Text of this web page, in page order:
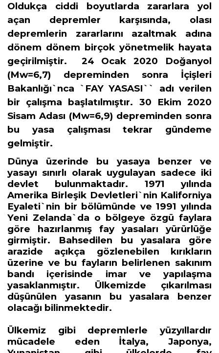
Oldukça ciddi boyutlarda zararlara yol
açan depremler karşısında, olası
depremlerin zararlarını azaltmak adına
dönem dönem birçok yönetmelik hayata
geçirilmiştir.
24 Ocak 2020 Doğanyol
(Mw=6,7) depreminden sonra İçişleri
Bakanlığı`nca `FAY YASASI`` adı verilen
bir çalışma başlatılmıştır. 30 Ekim 2020
Sisam Adası (Mw=6,9) depreminden sonra
bu yasa çalışması tekrar gündeme
gelmiştir.
Dünya üzerinde bu yasaya benzer ve
yasayı sınırlı olarak uygulayan sadece iki
devlet bulunmaktadır. 1971 yılında
Amerika Birleşik Devletleri`nin Kaliforniya
Eyaleti`nin bir bölümünde ve 1991 yılında
Yeni Zelanda`da o bölgeye özgü faylara
göre hazırlanmış fay yasaları yürürlüğe
girmiştir. Bahsedilen bu yasalara göre
arazide açıkça gözlenebilen kırıkların
üzerine ve bu fayların belirlenen sakınım
bandı içerisinde imar ve yapılaşma
yasaklanmıştır. Ülkemizde çıkarılması
düşünülen yasanın bu yasalara benzer
olacağı bilinmektedir.
Ülkemiz gibi depremlerle yüzyıllardır
mücadele eden İtalya, Japonya,